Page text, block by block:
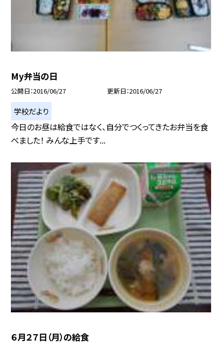
My弁当の日
公開日 2016/06/27 更新日 2016/06/27
学校だより
今日のお昼は給食ではなく、自分でつくってきたお弁当を食
べました！ みんな上手です...
６月２７日（月）の給食